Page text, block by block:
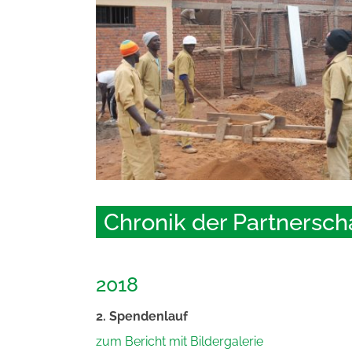
Chronik der
2018
2. Spendenlauf
zum Bericht mit Bildergalerie